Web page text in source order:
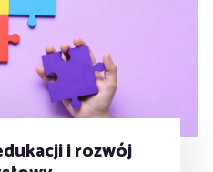
i rozwój